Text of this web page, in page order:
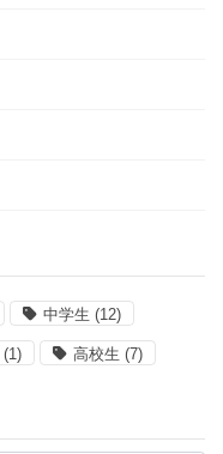
中学生 (12)
(1) 高校生 (7)